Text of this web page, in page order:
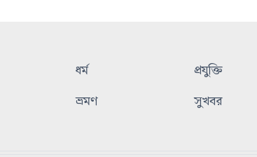
ধর্ম প্রযুক্তি
ভ্রমণ
সুখবর